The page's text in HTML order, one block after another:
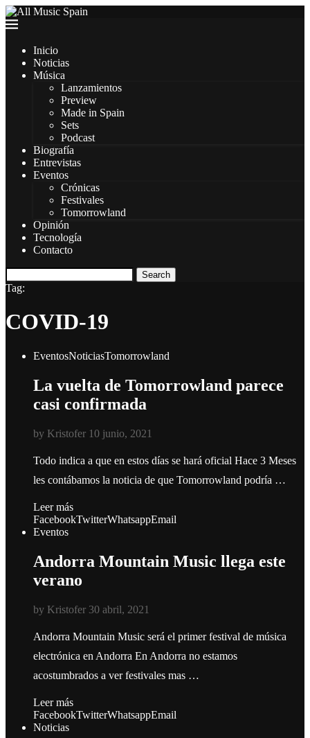
Inicio
Noticias
Música
Lanzamientos
Preview
Made in Spain
Sets
Podcast
Biografía
Entrevistas
Eventos
Crónicas
Festivales
Tomorrowland
Opinión
Tecnología
Contacto
Search
Tag:
COVID-19
EventosNoticiasTomorrowland
La vuelta de Tomorrowland parece
casi confirmada
by Kristofer 10 junio, 2021
Todo indica a que en estos días se hará oficial Hace 3 Meses
les contábamos la noticia de que Tomorrowland podría …
Leer más
FacebookTwitterWhatsappEmail
Eventos
Andorra Mountain Music llega este
verano
by Kristofer 30 abril, 2021
Andorra Mountain Music será el primer festival de música
electrónica en Andorra En Andorra no estamos
acostumbrados a ver festivales mas …
Leer más
FacebookTwitterWhatsappEmail
Noticias